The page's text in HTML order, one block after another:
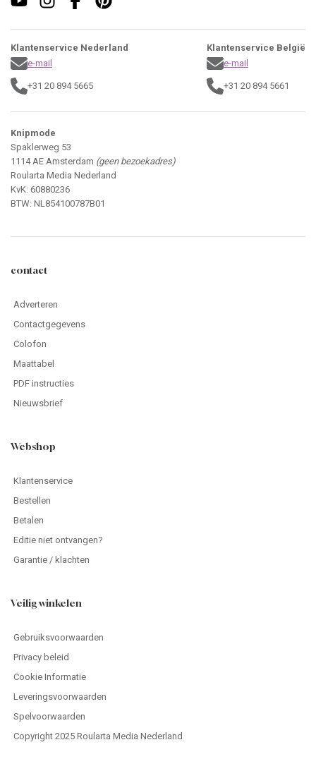
Klantenservice Nederland
e-mail
+31 20 894 5665
Klantenservice België
e-mail
+31 20 894 5661
Knipmode
Spaklerweg 53
1114 AE Amsterdam (geen bezoekadres)
Roularta Media Nederland
KvK: 60880236
BTW: NL854100787B01
contact
Adverteren
Contactgegevens
Colofon
Maattabel
PDF instructies
Nieuwsbrief
Webshop
Klantenservice
Bestellen
Betalen
Editie niet ontvangen?
Garantie / klachten
Veilig winkelen
Gebruiksvoorwaarden
Privacy beleid
Cookie Informatie
Leveringsvoorwaarden
Spelvoorwaarden
Copyright 2025 Roularta Media Nederland